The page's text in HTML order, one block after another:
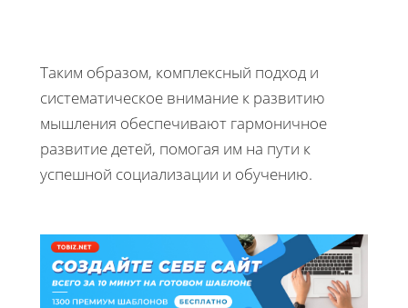
Таким образом, комплексный подход и
систематическое внимание к развитию
мышления обеспечивают гармоничное
развитие детей, помогая им на пути к
успешной социализации и обучению.